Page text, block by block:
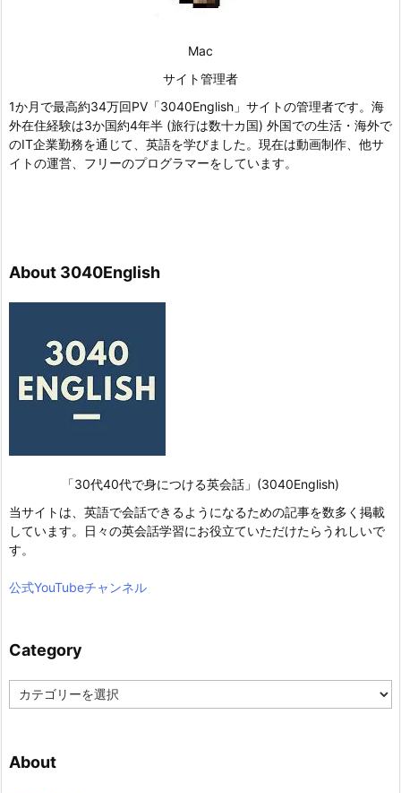
Mac
サイト管理者
1か月で最高約34万回PV「3040English」サイトの管理者です。海
外在住経験は3か国約4年半 (旅行は数十カ国) 外国での生活・海外で
のIT企業勤務を通じて、英語を学びました。現在は動画制作、他サ
イトの運営、フリーのプログラマーをしています。
About 3040English
「30代40代で身につける英会話」(3040English)
当サイトは、英語で会話できるようになるための記事を数多く掲載
しています。日々の英会話学習にお役立ていただけたらうれしいで
す。
公式YouTubeチャンネル
Category
a
g
About